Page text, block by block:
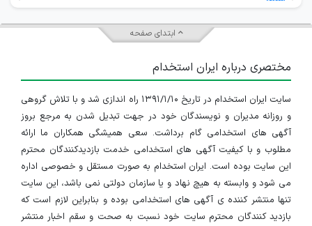
استخدام کارشناس ارتباط با مشتری (CRM)
آذربایجان شرقی
۲ سال پیش منقضی شده
استخدام در شرکت دانش بنیان فعال در حوزه خبر و داده کاوی
آذربایجان شرقی
۴ سال پیش منقضی شده
استخدام در موسسه دانش بنیان سیما رسانه شهر برای رده شغلی اپراتور کامپیوتر و پشتیبان مشتریان
آذربایجان شرقی
ابتدای صفحه
مختصری درباره ایران استخدام
سایت ایران استخدام در تاریخ ۱۳۹۱/۱/۱۰ راه اندازی شد و با تلاش گروهی
و روزانه مدیران و نویسندگان خود در جهت تبدیل شدن به مرجع بروز
آگهی های استخدامی گام برداشت. سعی همیشگی همکاران ما ارائه
مطلوب و با کیفیت آگهی های استخدامی خدمت بازدیدکنندگان محترم
این سایت بوده است. ایران استخدام به صورت مستقل و خصوصی اداره
می شود و وابسته به هیچ نهاد و یا سازمان دولتی نمی باشد، این سایت
تنها منتشر کننده ی آگهی های استخدامی بوده و بنابراین لازم است که
بازدید کنندگان محترم سایت خود نسبت به صحت و سقم اخبار منتشر